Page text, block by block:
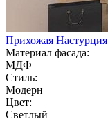
Прихожая Настурция
Материал фасада:
МДФ
Стиль:
Модерн
Цвет:
Светлый